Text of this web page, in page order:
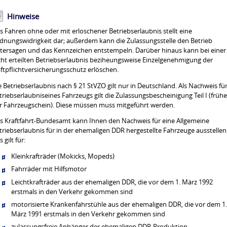
Hinweise
Fahren ohne oder mit erloschener Betriebserlaubnis stellt eine
dar; außerdem kann die Zulassungsstelle den Betrieb
und das Kennzeichen entstempeln. Darüber hinaus kann bei einer
erteilten Betriebserlaubnis beziheungsweise Einzelgenehmigung der
erlöschen.
Betriebserlaubnis nach § 21 StVZO gilt nur in Deutschland. Als Nachweis
Fahrzeugs gilt die Zulassungsbescheinigung Teil I
Fahrzeugschein). Diese müssen muss mitgeführt werden.
Kraftfahrt-Bundesamt kann Ihnen den Nachweis für eine Allgemeine
für in der ehemaligen DDR hergestellte Fahrzeuge
gilt für:
Kleinkrafträder (Mokicks, Mopeds)
Fahrräder mit Hilfsmotor
Leichtkrafträder aus der ehemaligen DDR, die vor dem 1. März 1992
erstmals in den Verkehr gekommen sind
motorisierte Krankenfahrstühle aus der ehemaligen DDR, die vor dem 1.
März 1991 erstmals in den Verkehr gekommen sind